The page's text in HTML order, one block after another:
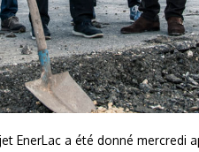
EnerLac a été donné mercredi